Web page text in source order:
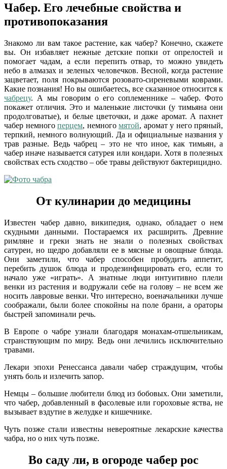
Чабер. Его лечебные свойства и
противопоказания
Знакомо ли вам такое растение, как чабер? Конечно, скажете
вы. Он избавляет нежные детские попки от опрелостей и
помогает чадам, а если перепить отвар, то можно увидеть
небо в алмазах и зеленых человечков. Весной, когда растение
зацветает, поля покрываются розовато-сиреневыми коврами.
Какие познания! Но вы ошибаетесь, все сказанное относится к
чабрецу. А мы говорим о его соплеменнике – чабер. Фото
покажет отличия. Это и маленькие листочки (у тимьяна они
продолговатые), и белые цветочки, и даже аромат. А пахнет
чабер немного перцем, немного мятой, аромат у него пряный,
терпкий, немного волнующий. Да и официальные названия у
трав разные. Ведь чабрец – это не что иное, как тимьян, а
чабер иначе называется сатурея или кондари. Хотя в полезных
свойствах есть сходство – обе травы действуют бактерицидно.
От кулинарии до медицины
Известен чабер давно, википедия, однако, обладает о нем
скудными данными. Постараемся их расширить. Древние
римляне и греки знать не знали о полезных свойствах
сатуреи, но щедро добавляли ее в мясные и овощные блюда.
Они заметили, что чабер способен пробудить аппетит,
перебить душок блюда и продезинфицировать его, если то
начало уже «играть». А знатные люди интуитивно плели
венки из растения и водружали себе на голову – не всем же
носить лавровые венки. Что интересно, военачальники лучше
соображали, были более спокойны на поле брани, а ораторы
быстрей запоминали речь.
В Европе о чабре узнали благодаря монахам-отшельникам,
странствующим по миру. Ведь они лечились исключительно
травами.
Лекари эпохи Ренессанса давали чабер страждущим, чтобы
унять боль и излечить запор.
Немцы – большие любители блюд из бобовых. Они заметили,
что чабер, добавленный в фасолевые или гороховые яства, не
вызывает вздутие в желудке и кишечнике.
Чуть позже стали известны невероятные лекарские качества
чабра, но о них чуть позже.
Во саду ли, в огороде чабер рос